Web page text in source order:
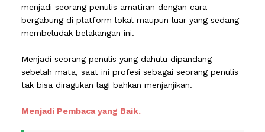
menjadi seorang penulis amatiran dengan cara
bergabung di platform lokal maupun luar yang sedang
membeludak belakangan ini.
Menjadi seorang penulis yang dahulu dipandang
sebelah mata, saat ini profesi sebagai seorang penulis
tak bisa diragukan lagi bahkan menjanjikan.
Menjadi Pembaca yang Baik.